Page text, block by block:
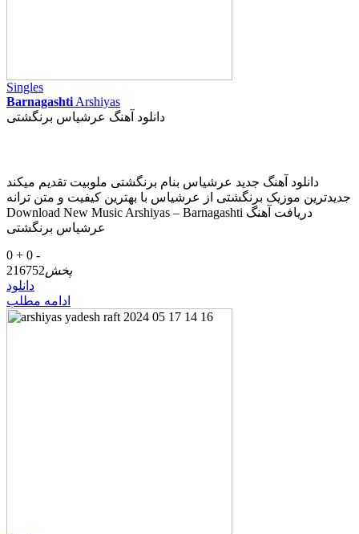
Singles
Barnagashti Arshiyas
دانلود آهنگ عرشیاس برنگشتی
دانلود آهنگ جدید عرشیاس بنام برنگشتی ملوبیت تقدیم میکند
جدیدترین موزیک برنگشتی از عرشیاس با بهترین کیفیت و متن ترانه
Download New Music Arshiyas – Barnagashti دریافت آهنگ
عرشیاس برنگشتی
0 + 0 -
پخش216752
دانلود
ادامه مطلب